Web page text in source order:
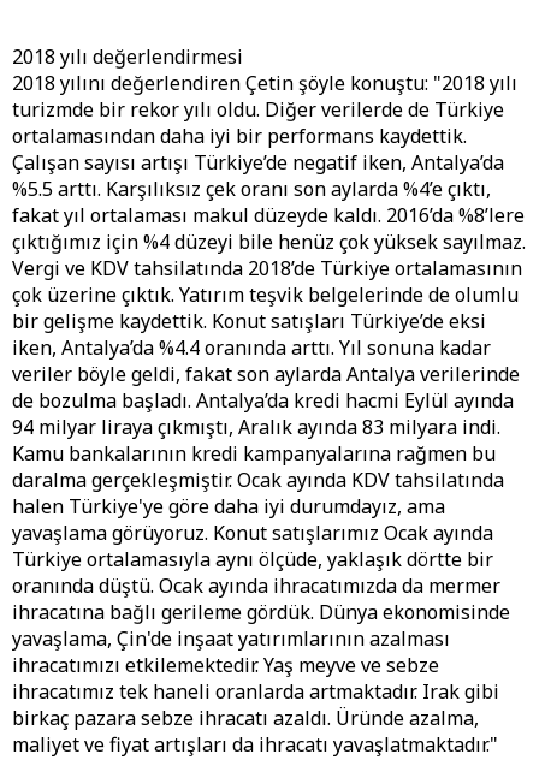
2018 yılı değerlendirmesi
2018 yılını değerlendiren Çetin şöyle konuştu: "2018 yılı
turizmde bir rekor yılı oldu. Diğer verilerde de Türkiye
ortalamasından daha iyi bir performans kaydettik.
Çalışan sayısı artışı Türkiye’de negatif iken, Antalya’da
%5.5 arttı. Karşılıksız çek oranı son aylarda %4’e çıktı,
fakat yıl ortalaması makul düzeyde kaldı. 2016’da %8’lere
çıktığımız için %4 düzeyi bile henüz çok yüksek sayılmaz.
Vergi ve KDV tahsilatında 2018’de Türkiye ortalamasının
çok üzerine çıktık. Yatırım teşvik belgelerinde de olumlu
bir gelişme kaydettik. Konut satışları Türkiye’de eksi
iken, Antalya’da %4.4 oranında arttı. Yıl sonuna kadar
veriler böyle geldi, fakat son aylarda Antalya verilerinde
de bozulma başladı. Antalya’da kredi hacmi Eylül ayında
94 milyar liraya çıkmıştı, Aralık ayında 83 milyara indi.
Kamu bankalarının kredi kampanyalarına rağmen bu
daralma gerçekleşmiştir. Ocak ayında KDV tahsilatında
halen Türkiye'ye göre daha iyi durumdayız, ama
yavaşlama görüyoruz. Konut satışlarımız Ocak ayında
Türkiye ortalamasıyla aynı ölçüde, yaklaşık dörtte bir
oranında düştü. Ocak ayında ihracatımızda da mermer
ihracatına bağlı gerileme gördük. Dünya ekonomisinde
yavaşlama, Çin'de inşaat yatırımlarının azalması
ihracatımızı etkilemektedir. Yaş meyve ve sebze
ihracatımız tek haneli oranlarda artmaktadır. Irak gibi
birkaç pazara sebze ihracatı azaldı. Üründe azalma,
maliyet ve fiyat artışları da ihracatı yavaşlatmaktadır."